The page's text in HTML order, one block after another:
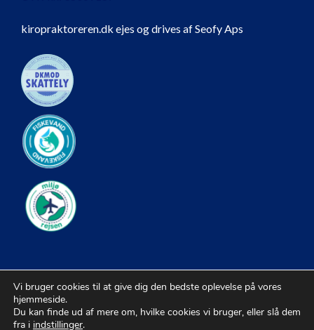
kiropraktoreren.dk ejes og drives af Seofy Aps
Vi bruger cookies til at give dig den bedste oplevelse på vores
hjemmeside.
Du kan finde ud af mere om, hvilke cookies vi bruger, eller slå dem
fra i indstillinger.